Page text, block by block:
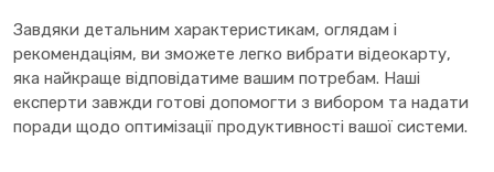
Завдяки детальним характеристикам, оглядам і
рекомендаціям, ви зможете легко вибрати відеокарту,
яка найкраще відповідатиме вашим потребам. Наші
експерти завжди готові допомогти з вибором та надати
поради щодо оптимізації продуктивності вашої системи.